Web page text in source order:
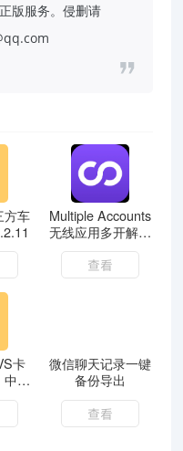
版服务。侵删请
方车
Multiple Accounts
无线应用多开解锁
会
查看
卡
中文
微信聊天记录一键
备份导出
查看